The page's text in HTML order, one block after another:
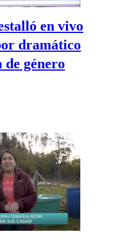
en vivo
dramático
de género